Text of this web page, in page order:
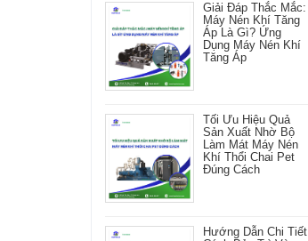
Giải Đáp Thắc Mắc:
Máy Nén Khí Tăng
Áp Là Gì? Ứng
Dụng Máy Nén Khí
Tăng Áp
Tối Ưu Hiệu Quả
Sản Xuất Nhờ Bộ
Làm Mát Máy Nén
Khí Thổi Chai Pet
Đúng Cách
Hướng Dẫn Chi Tiết